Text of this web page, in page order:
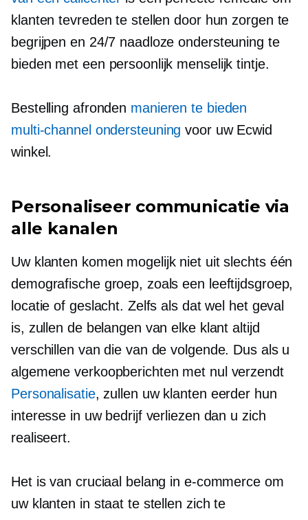
klanten tevreden te stellen door hun zorgen te
begrijpen en 24/7 naadloze ondersteuning te
bieden met een persoonlijk menselijk tintje.
Bestelling afronden manieren te bieden
multi-channel ondersteuning voor uw Ecwid
winkel.
Personaliseer communicatie via
alle kanalen
Uw klanten komen mogelijk niet uit slechts één
demografische groep, zoals een leeftijdsgroep,
locatie of geslacht. Zelfs als dat wel het geval
is, zullen de belangen van elke klant altijd
verschillen van die van de volgende. Dus als u
algemene verkoopberichten met nul verzendt
Personalisatie, zullen uw klanten eerder hun
interesse in uw bedrijf verliezen dan u zich
realiseert.
Het is van cruciaal belang in e-commerce om
uw klanten in staat te stellen zich te